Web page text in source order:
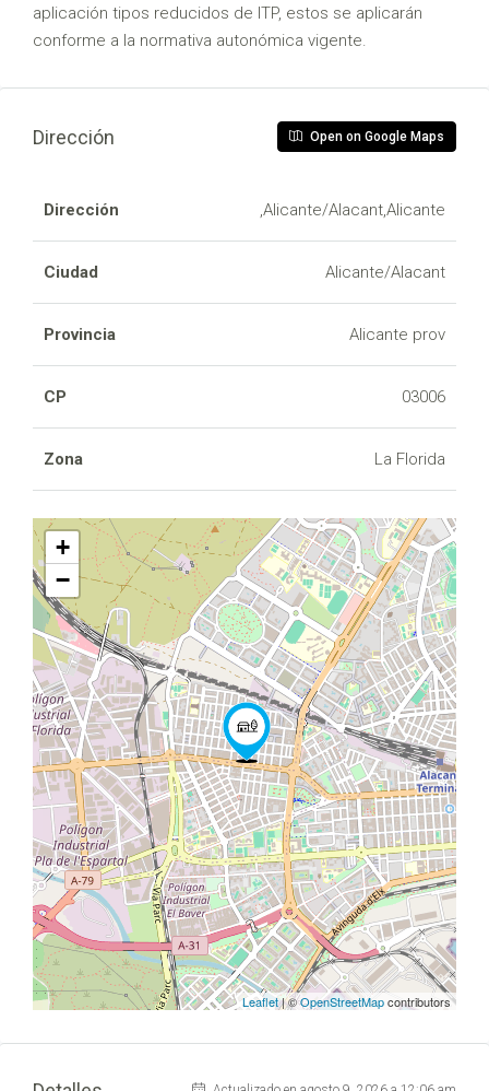
aplicación tipos reducidos de ITP, estos se aplicarán
conforme a la normativa autonómica vigente.
Dirección Open on Google Maps
Dirección ,Alicante/Alacant,Alicante
Ciudad Alicante/Alacant
Provincia Alicante prov
CP 03006
Zona La Florida
+
−
Leaflet| ©OpenStreetMapcontributors